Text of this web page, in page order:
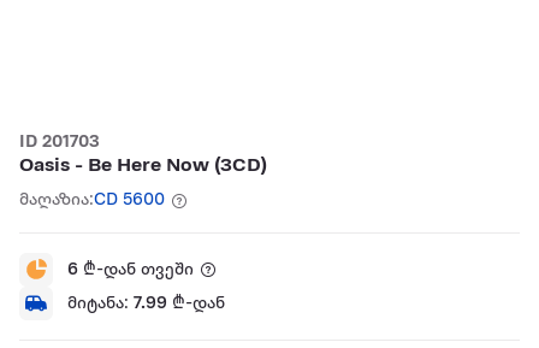
ID 201703
Oasis - Be Here Now (3CD)
მაღაზია:CD 5600
6 ₾-დან თვეში
მიტანა: 7.99 ₾-დან